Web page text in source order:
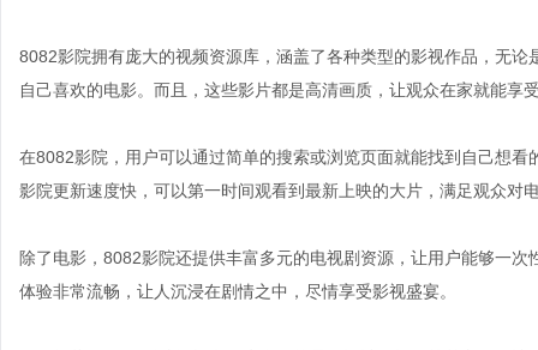
8082影院拥有庞大的视频资源库，涵盖了各种类型的影视作品，无
自己喜欢的电影。而且，这些影片都是高清画质，让观众在家就能享
在8082影院，用户可以通过简单的搜索或浏览页面就能找到自己想
影院更新速度快，可以第一时间观看到最新上映的大片，满足观众对
除了电影，8082影院还提供丰富多元的电视剧资源，让用户能够一
体验非常流畅，让人沉浸在剧情之中，尽情享受影视盛宴。